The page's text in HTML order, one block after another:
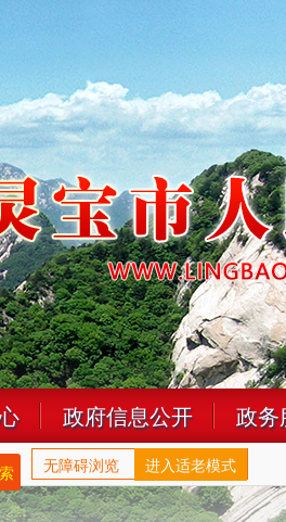
政府信息公开 政务
无障碍浏览 进入适老模式